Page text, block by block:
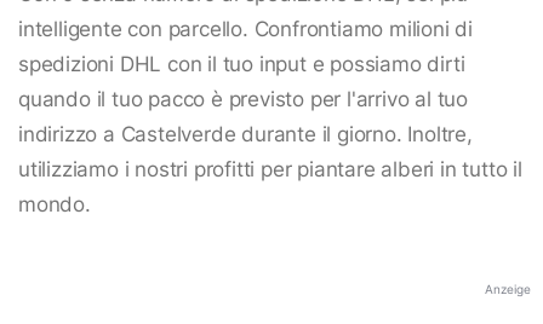
intelligente con parcello. Confrontiamo milioni di
spedizioni DHL con il tuo input e possiamo dirti
quando il tuo pacco è previsto per l'arrivo al tuo
indirizzo a Castelverde durante il giorno. Inoltre,
utilizziamo i nostri profitti per piantare alberi in tutto il
mondo.
Anzeige